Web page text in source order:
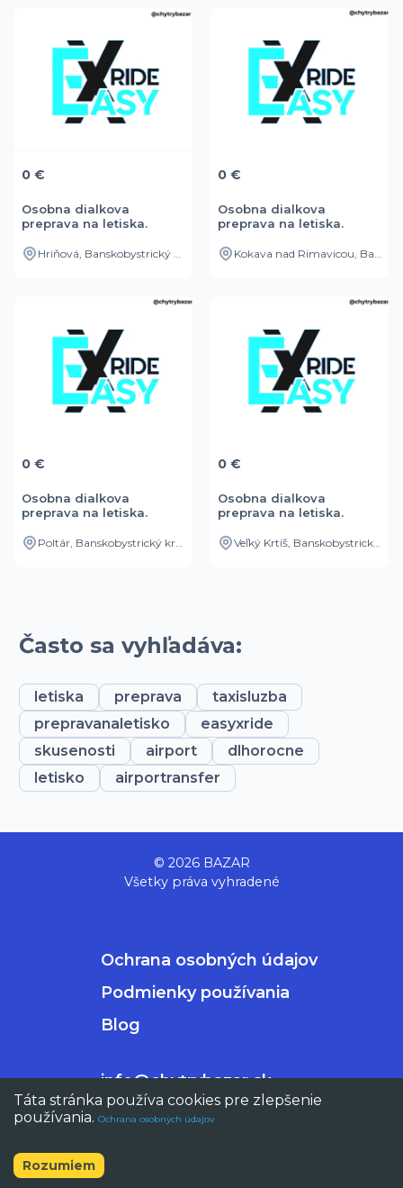
0 €
Osobna dialkova
preprava na letiska.
0 €
Osobna dialkova
preprava na letiska.
0 €
Osobna dialkova
preprava na letiska.
0 €
Osobna dialkova
preprava na letiska.
Často sa vyhľadáva:
letiska preprava
taxisluzba
prepravanaletisko
easyxride
skusenosti
airport
dlhorocne
letisko
airportransfer
© 2026 BAZAR
Všetky práva vyhradené
Ochrana osobných údajov
Podmienky používania
Blog
info@chytrybazar.sk
Táta stránka používa cookies pre zlepšenie
používania. Ochrana osobných údajov
Rozumiem